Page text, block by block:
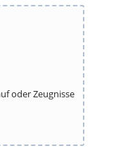
oder Zeugnisse